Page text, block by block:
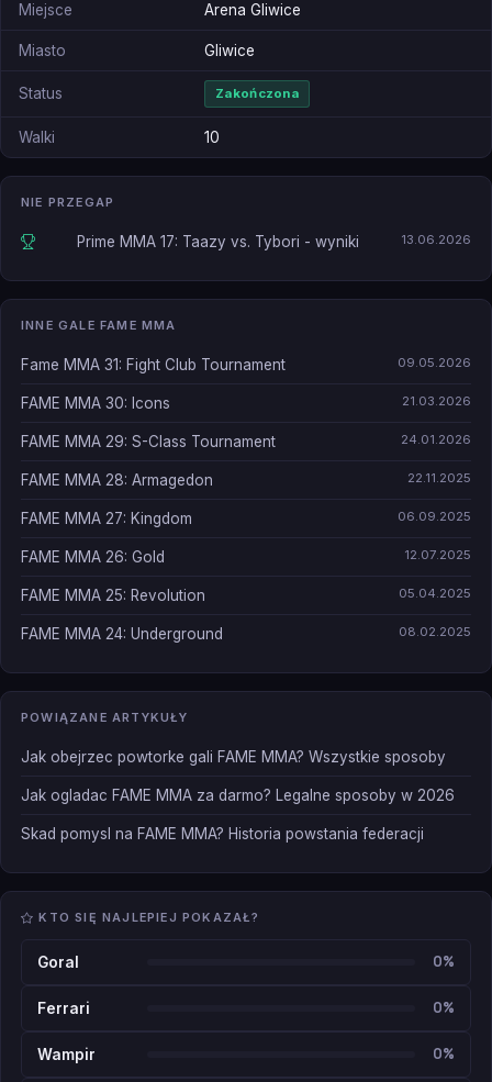
Miejsce Arena Gliwice
Miasto Gliwice
Status Zakończona
Walki 10
NIE PRZEGAP
Prime MMA 17: Taazy vs. Tybori - wyniki 13.06.2026
INNE GALE FAME MMA
Fame MMA 31: Fight Club Tournament 09.05.2026
FAME MMA 30: Icons 21.03.2026
FAME MMA 29: S-Class Tournament 24.01.2026
FAME MMA 28: Armagedon 22.11.2025
FAME MMA 27: Kingdom 06.09.2025
FAME MMA 26: Gold 12.07.2025
FAME MMA 25: Revolution 05.04.2025
FAME MMA 24: Underground 08.02.2025
POWIĄZANE ARTYKUŁY
Jak obejrzec powtorke gali FAME MMA? Wszystkie sposoby
Jak ogladac FAME MMA za darmo? Legalne sposoby w 2026
Skad pomysl na FAME MMA? Historia powstania federacji
KTO SIĘ NAJLEPIEJ POKAZAŁ?
Goral 0%
Ferrari 0%
Wampir 0%